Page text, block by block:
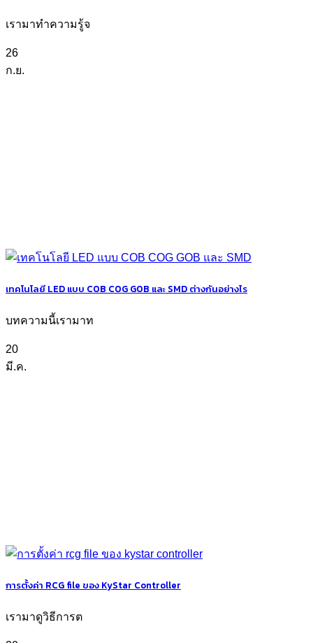
เรามาทำความรู้จ
26
ก.ย.
เทคโนโลยี LED แบบ COB COG GOB และ SMD ต่างกันอย่างไร
บทความนี้เรามาท
20
มี.ค.
การตั้งค่า RCG file ของ KyStar Controller
เรามาดูวิธีการต